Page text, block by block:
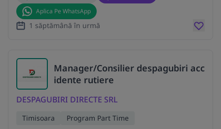
Aplica Pe WhatsApp
1 săptămână în urmă
Manager/Consilier despagubiri acc
idente rutiere
DESPAGUBIRI DIRECTE SRL
Timisoara Program Part Time